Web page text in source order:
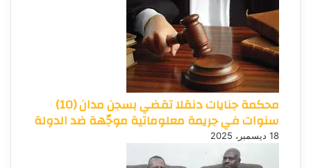
محكمة جنايات دنقلا تقضي بسجن مدان (10)
سنوات في جريمة معلوماتية موجّهة ضد الدولة
18 ديسمبر، 2025